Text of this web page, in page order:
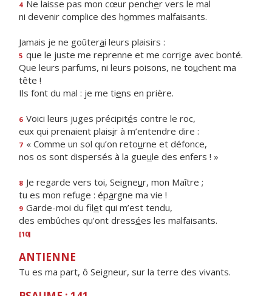
4 Ne laisse pas mon cœur pencher vers le mal
ni devenir complice des hommes malfaisants.
Jamais je ne goûterai leurs plaisirs :
5 que le juste me reprenne et me corrige avec bonté.
Que leurs parfums, ni leurs poisons, ne touchent ma
tête !
Ils font du mal : je me tiens en prière.
6 Voici leurs juges précipités contre le roc,
eux qui prenaient plaisir à m’entendre dire :
7 « Comme un sol qu’on retourne et défonce,
nos os sont dispersés à la gueule des enfers ! »
8 Je regarde vers toi, Seigneur, mon Maître ;
tu es mon refuge : épargne ma vie !
9 Garde-moi du filet qui m’est tendu,
des embûches qu’ont dressées les malfaisants.
[10]
ANTIENNE
Tu es ma part, ô Seigneur, sur la terre des vivants.